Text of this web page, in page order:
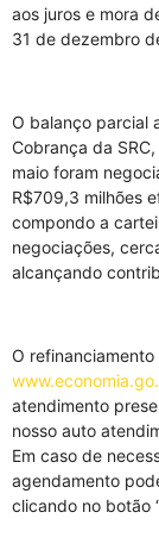
aos juros e mora
31 de dezembro
O balanço parcial
Cobrança da
maio foram
R$709,3 milhões
compondo a
negociações,
alcançando
O
atendimento
nosso auto
Em caso de
agendamento
clicando no botão “